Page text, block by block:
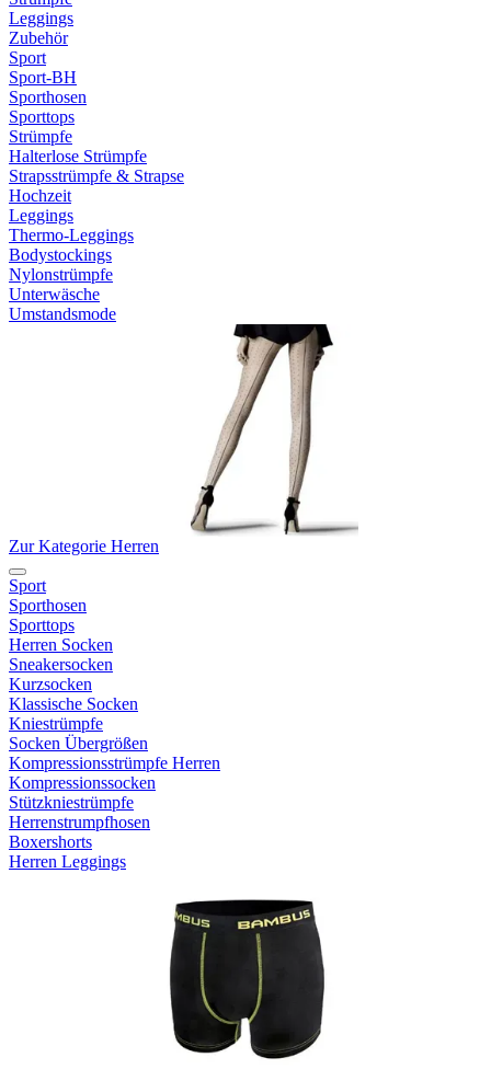
Leggings
Zubehör
Sport
Sport-BH
Sporthosen
Sporttops
Strümpfe
Halterlose Strümpfe
Strapsstrümpfe & Strapse
Hochzeit
Leggings
Thermo-Leggings
Bodystockings
Nylonstrümpfe
Unterwäsche
Umstandsmode
Zur Kategorie Herren
Sport
Sporthosen
Sporttops
Herren Socken
Sneakersocken
Kurzsocken
Klassische Socken
Kniestrümpfe
Socken Übergrößen
Kompressionsstrümpfe Herren
Kompressionssocken
Stützkniestrümpfe
Herrenstrumpfhosen
Boxershorts
Herren Leggings